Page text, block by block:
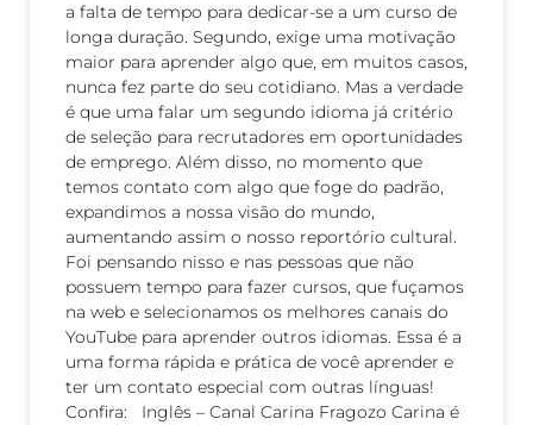
a falta de tempo para dedicar-se a um curso de
longa duração. Segundo, exige uma motivação
maior para aprender algo que, em muitos casos,
nunca fez parte do seu cotidiano. Mas a verdade
é que uma falar um segundo idioma já critério
de seleção para recrutadores em oportunidades
de emprego. Além disso, no momento que
temos contato com algo que foge do padrão,
expandimos a nossa visão do mundo,
aumentando assim o nosso reportório cultural.
Foi pensando nisso e nas pessoas que não
possuem tempo para fazer cursos, que fuçamos
na web e selecionamos os melhores canais do
YouTube para aprender outros idiomas. Essa é a
uma forma rápida e prática de você aprender e
ter um contato especial com outras línguas!
Confira: Inglês – Canal Carina Fragozo Carina é